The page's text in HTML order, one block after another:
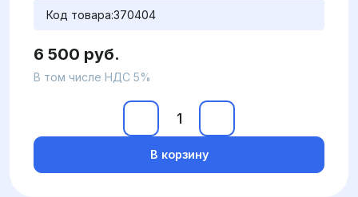
Код товара:370404
6 500 руб.
В том числе НДС 5%
В корзину